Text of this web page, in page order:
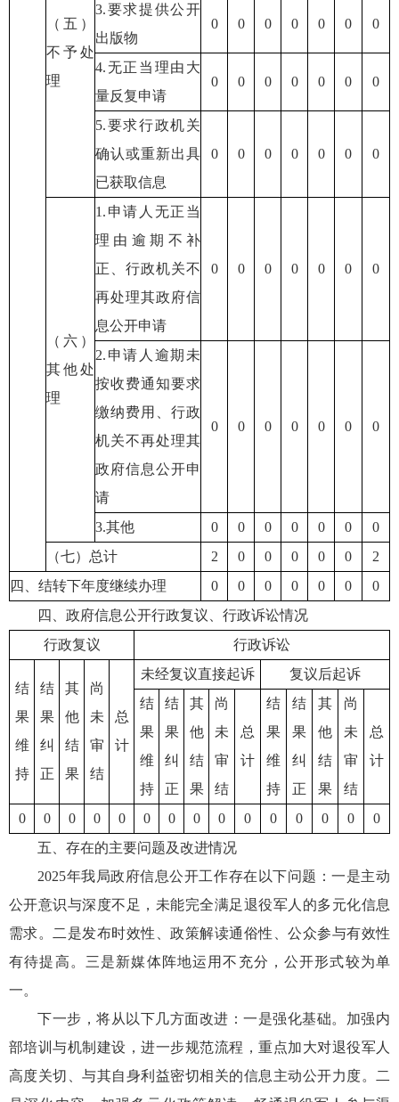
（五）
不予处
理
3.要求提供公开
出版物
0 0 0 0 0 0 0
4.无正当理由大
量反复申请
0 0 0 0 0 0 0
5.要求行政机关
确认或重新出具
已获取信息
0 0 0 0 0 0 0
（六）
其他处
理
1.申请人无正当
理由逾期不补
正、行政机关不
再处理其政府信
息公开申请
0 0 0 0 0 0 0
2.申请人逾期未
按收费通知要求
缴纳费用、行政
机关不再处理其
政府信息公开申
请
0 0 0 0 0 0 0
3.其他 0 0 0 0 0 0
0
（七）总计
2 0 0 0 0 0
2
四、结转下年度继续办理
0 0 0 0 0 0
0
四、政府信息公开行政复议、行政诉讼情况
行政复议
行政诉讼
结
果
维
持
结
果
纠
正
其
他
结
果
尚
未
审
结
总
计
未经复议直接起诉
复议后起诉
结
果
维
持
结
果
纠
正
其
他
结
果
尚
未
审
结
总
计
结
果
维
持
结
果
纠
正
其
他
结
果
尚
未
审
结
总
计
0 0 0 0 0 0 0 0 0 0 0 0 0 0
0
五、存在的主要问题及改进情况
2025年我局政府信息公开工作存在以下问题：一是主动
公开意识与深度不足，未能完全满足退役军人的多元化信息
需求。二是发布时效性、政策解读通俗性、公众参与有效性
有待提高。三是新媒体阵地运用不充分，公开形式较为单
一。
下一步，将从以下几方面改进：一是强化基础。加强内
部培训与机制建设，进一步规范流程，重点加大对退役军人
高度关切、与其自身利益密切相关的信息主动公开力度。二